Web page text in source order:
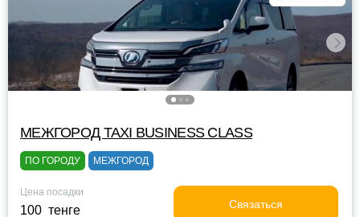
МЕЖГОРОД TAXI BUSINESS CLASS
ПО ГОРОДУ МЕЖГОРОД
Цена посадки
100 тенге Связаться